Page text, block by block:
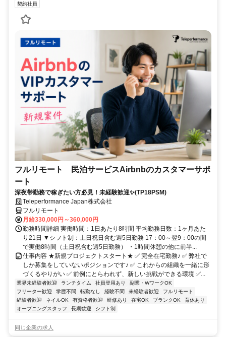
契約社員
フルリモート 民泊サービスAirbnbのカスタマーサポ
ート
深夜帯勤務で稼ぎたい方必見！未経験歓迎✨(TP18PSM)
Teleperformance Japan株式会社
フルリモート
月給330,000円～360,000円
勤務時間詳細 実働時間：1日あたり8時間 平均勤務日数：1ヶ月あた
り21日 ▼シフト制：土日祝日含む週5日勤務 17：00～翌9：00の間
で実働8時間（土日祝含む週5日勤務） ・1時間休憩の他に前半...
仕事内容 ★新規プロジェクトスタート★ ✅ 完全在宅勤務♪ ✅ 弊社で
しか募集をしていないポジションです♪ ✅ これからの組織を一緒に形
づくるやりがい ✅ 前例にとらわれず、新しい挑戦ができる環境 ✅...
業界未経験者歓迎 ランチタイム 社員登用あり
副業・WワークOK
フリーター歓迎
学歴不問 転勤なし 経験不問 未経験者歓迎
フルリモート
経験者歓迎
ネイルOK 有資格者歓迎 研修あり 在宅OK ブランクOK
育休あり
オープニングスタッフ
長期歓迎 シフト制
同じ企業の求人